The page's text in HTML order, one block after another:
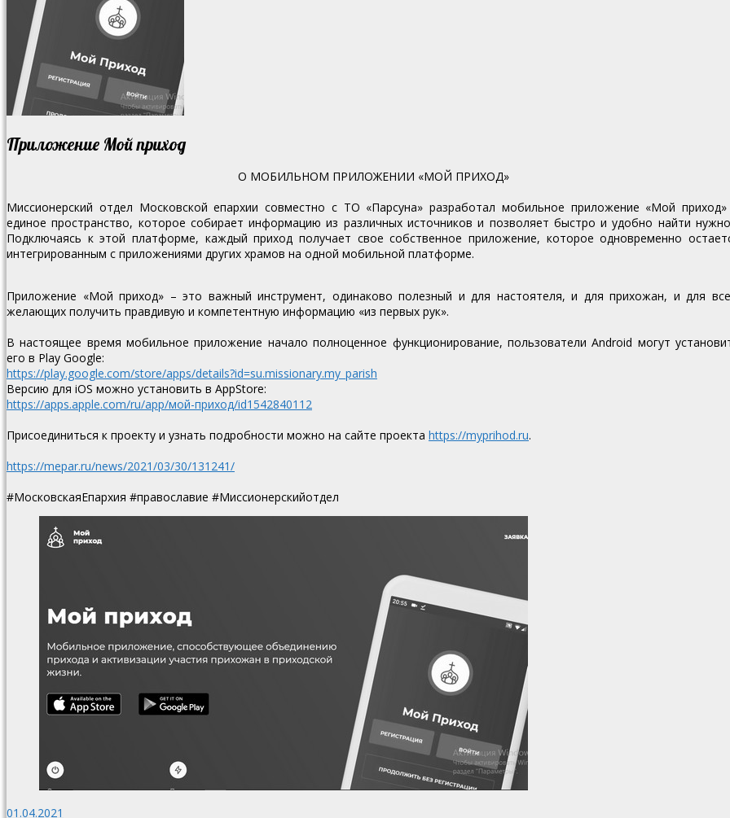
Приложение Мой приход
О МОБИЛЬНОМ ПРИЛОЖЕНИИ «МОЙ ПРИХОД»
Миссионерский отдел Московской епархии совместно с ТО «Парсуна» разработал мобильное приложение «Мой
единое пространство, которое собирает информацию из различных источников и позволяет быстро и удобно найти
Подключаясь к этой платформе, каждый приход получает свое собственное приложение, которое одновременно
интегрированным с приложениями других храмов на одной мобильной платформе.
Приложение «Мой приход» – это важный инструмент, одинаково полезный и для настоятеля, и для прихожан, и для
желающих получить правдивую и компетентную информацию «из первых рук».
В настоящее время мобильное приложение начало полноценное функционирование, пользователи Android могут
его в Play Google:
https://play.google.com/store/apps/details?id=su.missionary.my_parish
Версию для iOS можно установить в AppStore:
https://apps.apple.com/ru/app/мой-приход/id1542840112
Присоединиться к проекту и узнать подробности можно на сайте проекта https://myprihod.ru.
https://mepar.ru/news/2021/03/30/131241/
#МосковскаяЕпархия #православие #Миссионерскийотдел
01.04.2021